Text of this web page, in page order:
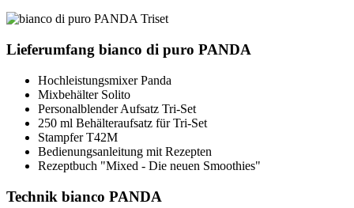
Lieferumfang bianco di puro PANDA
Hochleistungsmixer Panda
Mixbehälter Solito
Personalblender Aufsatz Tri-Set
250 ml Behälteraufsatz für Tri-Set
Stampfer T42M
Bedienungsanleitung mit Rezepten
Rezeptbuch "Mixed - Die neuen Smoothies"
Technik bianco PANDA